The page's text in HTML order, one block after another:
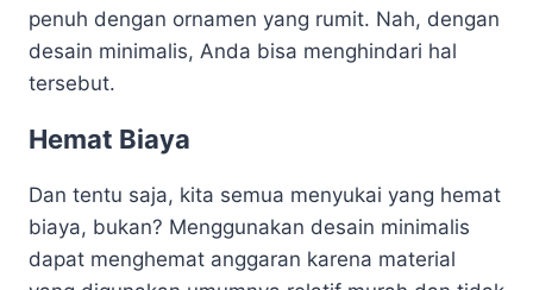
penuh dengan ornamen yang rumit. Nah, dengan
desain minimalis, Anda bisa menghindari hal
tersebut.
Hemat Biaya
Dan tentu saja, kita semua menyukai yang hemat
biaya, bukan? Menggunakan desain minimalis
dapat menghemat anggaran karena material